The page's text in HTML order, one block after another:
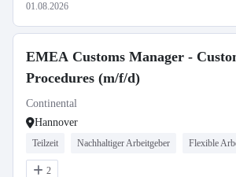
01.08.2026
EMEA Customs Manager -
Procedures (m/f/d)
Continental
Hannover
Teilzeit Nachhaltiger Arbeitgeber Flexible
2